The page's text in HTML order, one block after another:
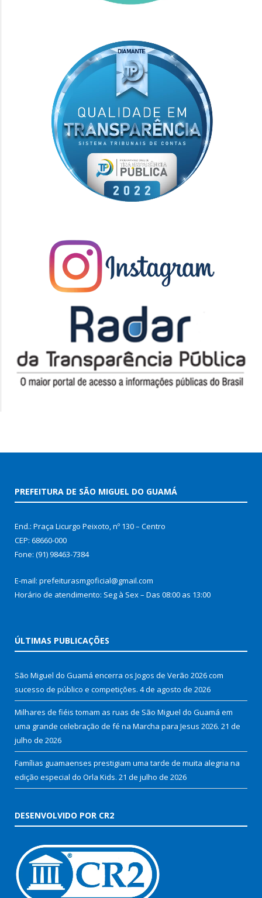
PREFEITURA DE SÃO MIGUEL DO GUAMÁ
End.: Praça Licurgo Peixoto, nº 130 – Centro
CEP: 68660-000
Fone: (91) 98463-7384
E-mail: prefeiturasmgoficial@gmail.com
Horário de atendimento: Seg à Sex – Das 08:00 as 13:00
ÚLTIMAS PUBLICAÇÕES
São Miguel do Guamá encerra os Jogos de Verão 2026 com
sucesso de público e competições. 4 de agosto de 2026
Milhares de fiéis tomam as ruas de São Miguel do Guamá em
uma grande celebração de fé na Marcha para Jesus 2026. 21 de
julho de 2026
Famílias guamaenses prestigiam uma tarde de muita alegria na
edição especial do Orla Kids. 21 de julho de 2026
DESENVOLVIDO POR CR2